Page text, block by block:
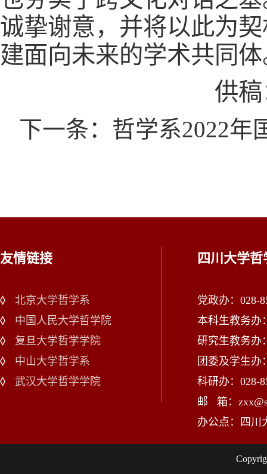
诚挚谢意，并将以此为
建面向未来的学术共同
供
下一条：哲学系2022年
友情链接
北京大学哲学系
中国人民大学哲学院
复旦大学哲学学院
中山大学哲学系
武汉大学哲学学院
四川大学哲
党政办：028-
本科生教务办
研究生教务办
团委及学生办
科研办：028-
邮 箱：
办公点：四川